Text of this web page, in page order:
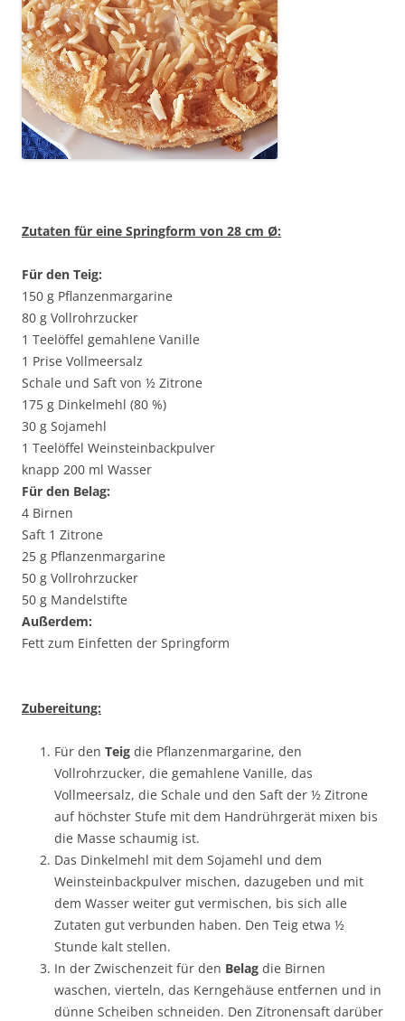
Zutaten für eine Springform von 28 cm Ø:
Für den Teig:
150 g Pflanzenmargarine
80 g Vollrohrzucker
1 Teelöffel gemahlene Vanille
1 Prise Vollmeersalz
Schale und Saft von ½ Zitrone
175 g Dinkelmehl (80 %)
30 g Sojamehl
1 Teelöffel Weinsteinbackpulver
knapp 200 ml Wasser
Für den Belag:
4 Birnen
Saft 1 Zitrone
25 g Pflanzenmargarine
50 g Vollrohrzucker
50 g Mandelstifte
Außerdem:
Fett zum Einfetten der Springform
Zubereitung:
Für den Teig die Pflanzenmargarine, den
Vollrohrzucker, die gemahlene Vanille, das
Vollmeersalz, die Schale und den Saft der ½ Zitrone
auf höchster Stufe mit dem Handrührgerät mixen bis
die Masse schaumig ist.
Das Dinkelmehl mit dem Sojamehl und dem
Weinsteinbackpulver mischen, dazugeben und mit
dem Wasser weiter gut vermischen, bis sich alle
Zutaten gut verbunden haben. Den Teig etwa ½
Stunde kalt stellen.
In der Zwischenzeit für den Belag die Birnen
waschen, vierteln, das Kerngehäuse entfernen und in
dünne Scheiben schneiden. Den Zitronensaft darüber